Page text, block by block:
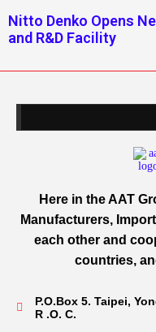
Nitto Denko Opens
and R&D Facility
Here in the AAT
Manufacturers,
each other and
countries,
P.O.Box 5. Taipei,
R .O. C.